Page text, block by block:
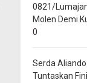
0821/
Molen Demi
0
Serda
Tuntaskan